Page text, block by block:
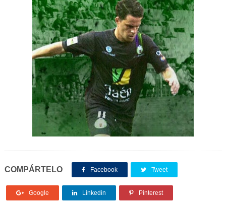
COMPÁRTELO Facebook Tweet
Google Linkedin Pinterest